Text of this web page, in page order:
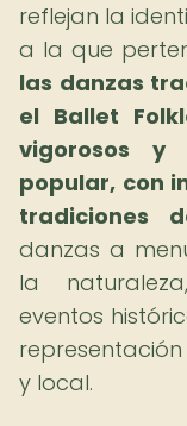
reflejan la
a la que
las danzas
el Ballet
vigorosos y
popular, con
tradiciones
danzas a
la
eventos
y local.